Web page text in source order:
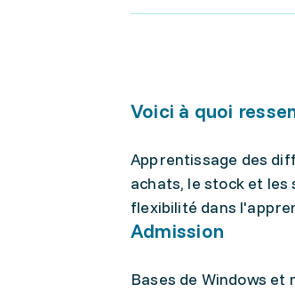
Voici à quoi
Apprentissage des
achats, le stock et
flexibilité dans
Admission
Bases de Windows